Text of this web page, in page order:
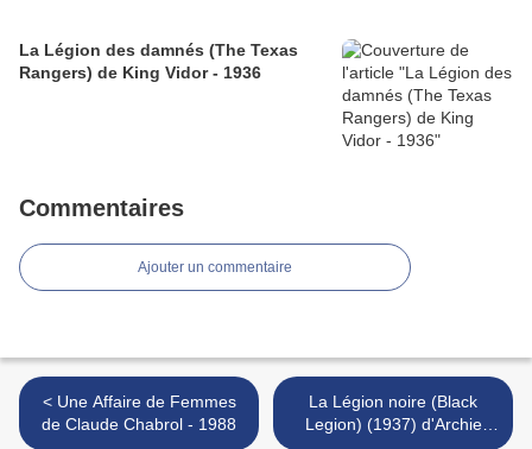
La Légion des damnés (The Texas
Rangers) de King Vidor - 1936
Commentaires
Ajouter un commentaire
< Une Affaire de Femmes
de Claude Chabrol - 1988
La Légion noire (Black
Legion) (1937) d'Archie